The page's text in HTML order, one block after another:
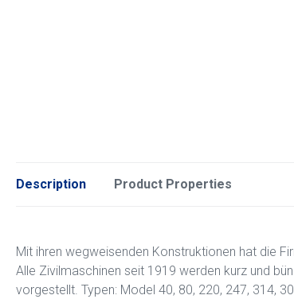
Description Product Properties
Mit ihren wegweisenden Konstruktionen hat die
Alle Zivilmaschinen seit 1919 werden kurz und
vorgestellt. Typen: Model 40, 80, 220, 247, 314,